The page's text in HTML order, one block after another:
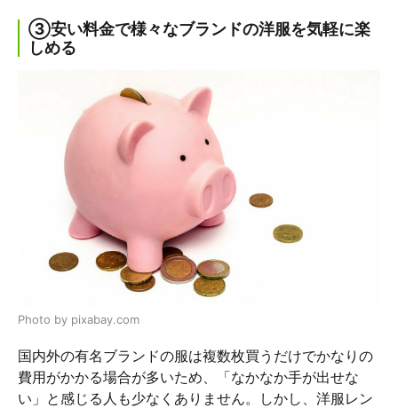
③安い料金で様々なブランドの洋服を気軽に楽
しめる
Photo by pixabay.com
国内外の有名ブランドの服は複数枚買うだけでかなりの
費用がかかる場合が多いため、「なかなか手が出せな
い」と感じる人も少なくありません。しかし、洋服レン